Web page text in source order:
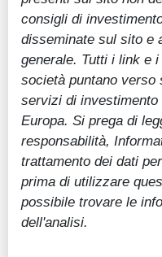
consigli di
disseminate sul sito e
generale. Tutti i link e
società puntano
servizi di investimento
Europa. Si prega di
responsabilità,
trattamento dei dati
prima di utilizzare
possibile trovare le
dell'analisi.